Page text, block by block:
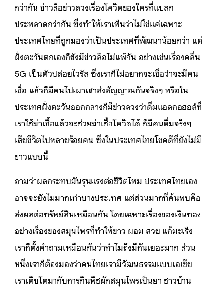
กว่ากัน ข่าวลือข่าวลวงเรื่องโควิดของใครที่แปลก
ประหลาดกว่ากัน ซึ่งทำให้เราเห็นว่าไม่ใช่แค่เฉพาะ
ประเทศไทยที่ถูกมองว่าเป็นประเทศที่พัฒนาน้อยกว่า แต่
ฝั่งตะวันตกเองก็ยังมีข่าวลือไม่แพ้กัน อย่างเช่นเรื่องคลื่น
5G เป็นตัวปล่อยไวรัส ซึ่งเราก็ไม่อยากจะเชื่อว่าจะมีคน
เชื่อ แล้วก็มีคนไปเผาเสาส่งสัญญาณกันจริงๆ หรือใน
ประเทศฝั่งตะวันออกกลางก็มีข่าวลวงว่าดื่มแอลกอฮอล์ที่
เราใช้ฆ่าเชื้อแล้วจะช่วยฆ่าเชื้อโควิดได้ ก็มีคนดื่มจริงๆ
เสียชีวิตไปหลายร้อยคน ซึ่งในประเทศไทยโชคดีที่ยังไม่มี
ข่าวแบบนี้
ถามว่าผลกระทบมันรุนแรงต่อชีวิตไหม ประเทศไทยเอง
อาจจะยังไม่มากเท่าบางประเทศ แต่ส่วนมากที่ค้นพบคือ
ส่งผลต่อทรัพย์สินเหมือนกัน โดยเฉพาะเรื่องของเงินทอง
อย่างเรื่องของสมุนไพรที่ทำให้ขาว ผอม สวย แก้มะเร็ง
เราก็ตั้งคำถามเหมือนกันว่าทำไมถึงมีกันเยอะมาก ส่วน
หนึ่งเราก็ต้องมองว่าคนไทยเรามีวัฒนธรรมแบบเอเชีย
เราเติบโตมากับการกินพืชผักสมุนไพรเป็นยา ชาวบ้าน